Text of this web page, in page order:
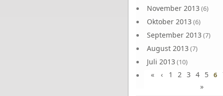
November 2013 (6)
Oktober 2013 (6)
September 2013 (7)
August 2013 (7)
Juli 2013 (10)
Juni 2013(10)
« ‹ 1 2 3 4 5 6
»